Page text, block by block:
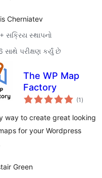
Cherniatev
સક્રિય સ્થાપનો
સાથે પરીક્ષણ કર્યું છે
The WP Map
Factory
(1 કુલ
રેટિંગ્સ
)
way to create great looking
for your Wordpress
Green